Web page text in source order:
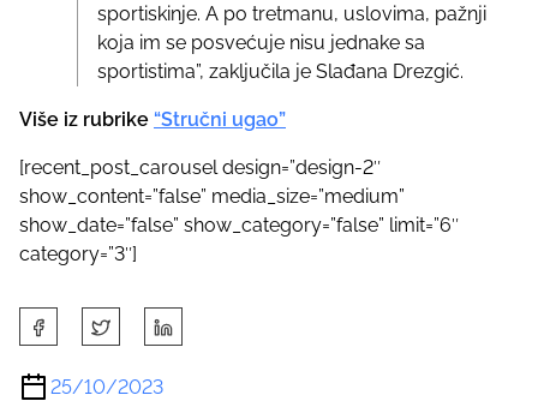
sportiskinje. A po tretmanu, uslovima, pažnji
koja im se posvećuje nisu jednake sa
sportistima”, zaključila je Slađana Drezgić.
Više iz rubrike “Stručni ugao”
[recent_post_carousel design=”design-2″
show_content=”false” media_size=”medium”
show_date=”false” show_category=”false” limit=”6″
category=”3″]
h
a
r
25/10/2023